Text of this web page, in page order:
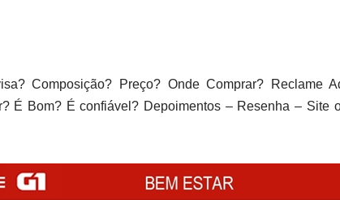
Composição? Preço? Onde Comprar? Reclame
É Bom? É confiável? Depoimentos – Resenha – Site